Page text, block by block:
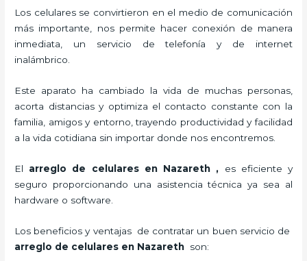
Los celulares se convirtieron en el medio de comunicación
más importante, nos permite hacer conexión de manera
inmediata, un servicio de telefonía y de internet
inalámbrico.
Este aparato ha cambiado la vida de muchas personas,
acorta distancias y optimiza el contacto constante con la
familia, amigos y entorno, trayendo productividad y facilidad
a la vida cotidiana sin importar donde nos encontremos.
El arreglo de celulares en Nazareth , es eficiente y
seguro proporcionando una asistencia técnica ya sea al
hardware o software.
Los beneficios y ventajas de contratar un buen servicio de
arreglo de celulares en Nazareth son: